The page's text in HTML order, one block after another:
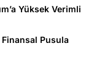
Yüksek Verimli
Finansal Pusula